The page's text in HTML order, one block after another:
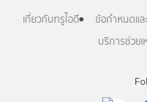
เกี่ยวกับทรูไอดี ข้อกำหนดแล
บริการช่วยเ